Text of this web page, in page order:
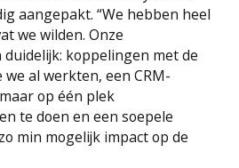
aangepakt. “We hebben heel
we wilden. Onze
koppelingen met de
al werkten, een CRM-
op één plek
te doen en een soepele
min mogelijk impact op de